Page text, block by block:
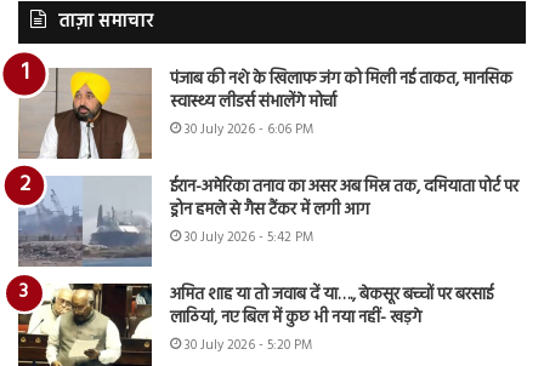
ताज़ा समाचार
पंजाब की नशे के खिलाफ जंग को मिली नई ताकत, मानसिक
स्वास्थ्य लीडर्स संभालेंगे मोर्चा
30 July 2026 - 6:06 PM
ईरान-अमेरिका तनाव का असर अब मिस्र तक, दमियाता पोर्ट पर
ड्रोन हमले से गैस टैंकर में लगी आग
30 July 2026 - 5:42 PM
अमित शाह या तो जवाब दें या…., बेकसूर बच्चों पर बरसाई
लाठियां, नए बिल में कुछ भी नया नहीं- खड़गे
30 July 2026 - 5:20 PM